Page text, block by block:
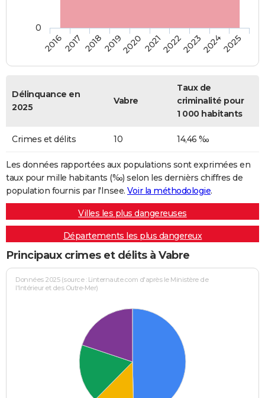
20162017 20182019202020212022202320242025
0
Délinquance en
2025
Vabre
Taux de
criminalité pour
1 000 habitants
Crimes et délits 10 14,46 ‰
Les données rapportées aux populations sont exprimées en
taux pour mille habitants (‰) selon les dernièrs chiffres de
population fournis par l'Insee. Voir la méthodologie.
Villes les plus dangereuses
Départements les plus dangereux
Principaux crimes et délits à Vabre
Données 2025 (source : Linternaute.com d'après le Ministère de
l'Intérieur et des Outre-Mer)